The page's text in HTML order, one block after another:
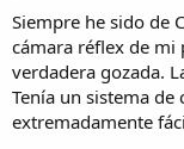
Siempre he sido de
cámara réflex de mi
verdadera gozada.
Tenía un sistema de
extremadamente